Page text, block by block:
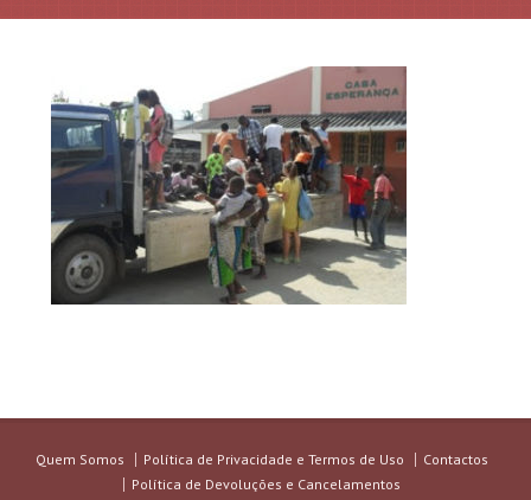
Quem Somos Política de Privacidade e Termos de Uso
Contactos
Política de Devoluções e Cancelamentos